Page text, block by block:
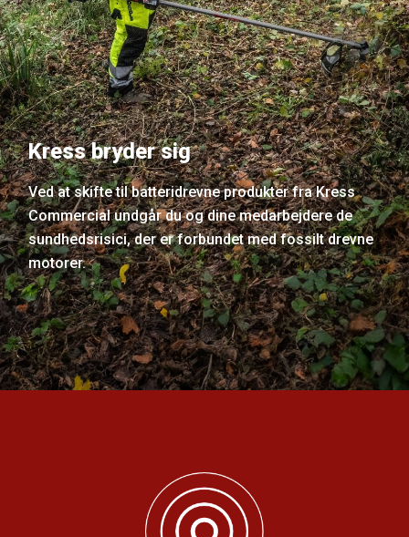
Kress bryder sig
Ved at skifte til batteridrevne produkter fra Kress
Commercial undgår du og dine medarbejdere de
sundhedsrisici, der er forbundet med fossilt drevne
motorer.